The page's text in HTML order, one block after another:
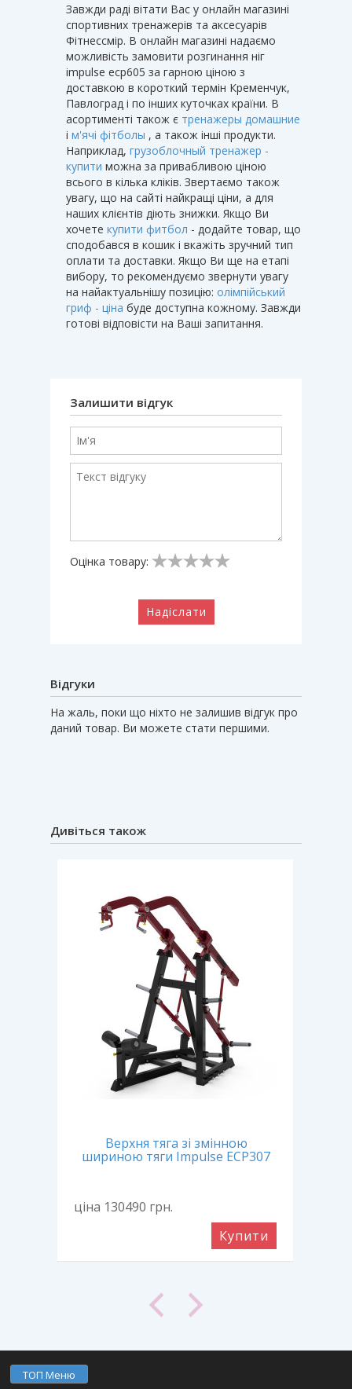
Завжди раді вітати Вас у онлайн магазині
спортивних тренажерів та аксесуарів
Фітнессмір. В онлайн магазині надаємо
можливість замовити розгинання ніг
impulse ecp605 за гарною ціною з
доставкою в короткий термін Кременчук,
Павлоград і по інших куточках країни. В
асортименті також є тренажеры домашние
і м'ячі фітболы , а також інші продукти.
Наприклад, грузоблочный тренажер -
купити можна за привабливою ціною
всього в кілька кліків. Звертаємо також
увагу, що на сайті найкращі ціни, а для
наших клієнтів діють знижки. Якщо Ви
хочете купити фитбол - додайте товар, що
сподобався в кошик і вкажіть зручний тип
оплати та доставки. Якщо Ви ще на етапі
вибору, то рекомендуємо звернути увагу
на найактуальнішу позицію: олімпійський
гриф - ціна буде доступна кожному. Завжди
готові відповісти на Ваші запитання.
Залишити відгук
Оцінка товару:
Надіслати
Відгуки
На жаль, поки що ніхто не залишив відгук про
даний товар. Ви можете стати першими.
Дивіться також
Верхня тяга зі змінною
шириною тяги Impulse ECP307
ціна 130490 грн.
Купити
ТОП Меню